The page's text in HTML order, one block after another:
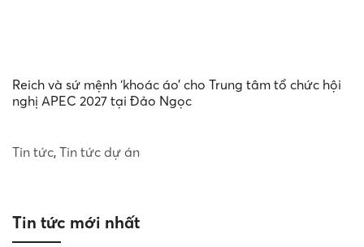
Reich và sứ mệnh ‘khoác áo’ cho Trung tâm tổ chức hội
nghị APEC 2027 tại Đảo Ngọc
Tin tức, Tin tức dự án
Tin tức mới nhất